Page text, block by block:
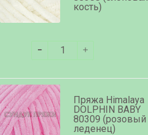
кость)
Пряжа Himalaya
DOLPHIN BABY
80309 (розовый
леденец)